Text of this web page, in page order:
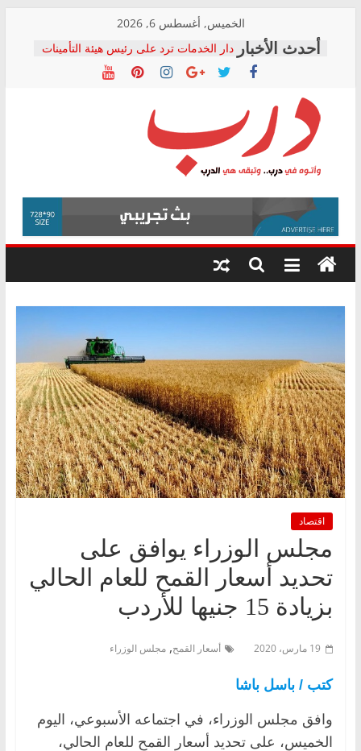
content
الخميس, أغسطس 6, 2026
دار الخدمات ترد على رئيس هيئة التأمينات
بعد مؤتمره الصحفي: إنكار الأزمة لا ينهي
معاناة أصحاب المعاشات.. ونطالب بكشف
فرحات سليمان يكتب: القطاع الصحي إلى
أين؟
حزب التحالف الشعبي يطلق لجنة “الحق
في الصحة” بالإسكندرية لرصد الانتهاكات
ودعم المرضى
الوزاري لمدينة الصحفيين.. وانتهاء أعمال
إنشاء المبنى الإداري
المجلس القومي لحقوق الإنسان يعلن
متابعة قضية الدكتور محمد زهران.. ويؤكد:
قرينة البراءة وضمانات المحاكمة العادلة
درب
وأتوه
درب..
وتبقى
هي
اقتصاد
مجلس الوزراء يوافق على
تحديد أسعار القمح للعام الحالي
بزيادة 15 جنيها للأردب
19 مارس، 2020 أسعار القمح, مجلس الوزراء
كتب / باسل باشا
وافق مجلس الوزراء، في اجتماعه الأسبوعي، اليوم
الخميس، على تحديد أسعار القمح للعام الحالي،